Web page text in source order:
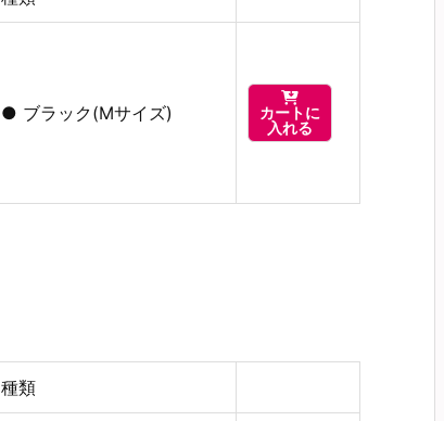
● ブラック(Mサイズ)

カートに
入れる
種類